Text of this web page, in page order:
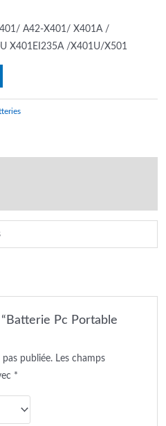
A42-X401/ X401A /
X401EI235A /X401U/X501
Pc Portable
pas publiée. Les champs
*